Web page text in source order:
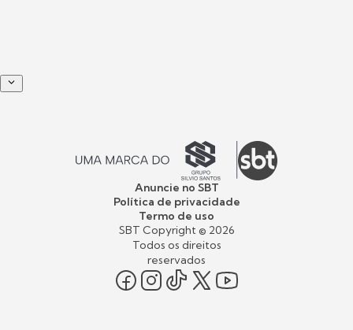
Anuncie no SBT
Política de privacidade
Termo de uso
SBT Copyright © 2026
Todos os direitos
reservados